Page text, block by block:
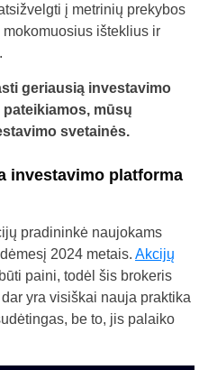
į metrinių prekybos
išteklius ir
geriausią investavimo
pateikiamos, mūsų
svetainės.
investavimo platforma
pradininkė naujokams
2024 metais. Akcijų
paini, todėl šis brokeris
yra visiškai nauja praktika
be to, jis palaiko